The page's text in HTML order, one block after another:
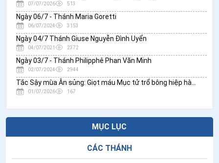
07/07/2026 513
Ngày 06/7 - Thánh Maria Goretti
06/07/2024 3153
Ngày 04/7 Thánh Giuse Nguyễn Đình Uyển
04/07/2021 2372
Ngày 03/7 - Thánh Philipphê Phan Văn Minh
02/07/2024 2944
01/07/2026 167
MỤC LỤC
CÁC THÁNH